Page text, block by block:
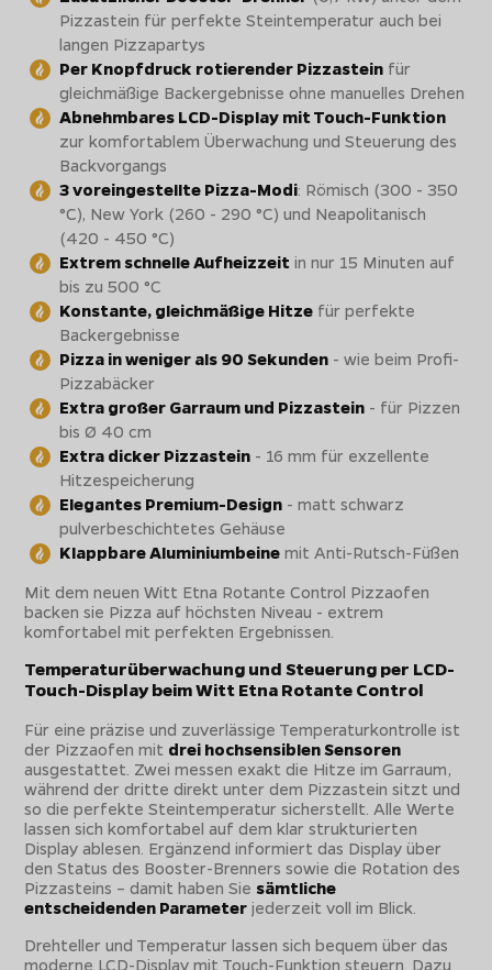
Pizzastein für perfekte Steintemperatur auch bei
langen Pizzapartys
Per Knopfdruck rotierender Pizzastein für
gleichmäßige Backergebnisse ohne manuelles Drehen
Abnehmbares LCD-Display mit Touch-Funktion
zur komfortablem Überwachung und Steuerung des
Backvorgangs
3 voreingestellte Pizza-Modi: Römisch (300 - 350
°C), New York (260 - 290 °C) und Neapolitanisch
(420 - 450 °C)
Extrem schnelle Aufheizzeit in nur 15 Minuten auf
bis zu 500 °C
Konstante, gleichmäßige Hitze für perfekte
Backergebnisse
Pizza in weniger als 90 Sekunden - wie beim Profi-
Pizzabäcker
Extra großer Garraum und Pizzastein - für Pizzen
bis Ø 40 cm
Extra dicker Pizzastein - 16 mm für exzellente
Hitzespeicherung
Elegantes Premium-Design - matt schwarz
pulverbeschichtetes Gehäuse
Klappbare Aluminiumbeine mit Anti-Rutsch-Füßen
Mit dem neuen Witt Etna Rotante Control Pizzaofen
backen sie Pizza auf höchsten Niveau - extrem
komfortabel mit perfekten Ergebnissen.
Temperaturüberwachung und Steuerung per LCD-
Touch-Display beim Witt Etna Rotante Control
Für eine präzise und zuverlässige Temperaturkontrolle ist
der Pizzaofen mit drei hochsensiblen Sensoren
ausgestattet. Zwei messen exakt die Hitze im Garraum,
während der dritte direkt unter dem Pizzastein sitzt und
so die perfekte Steintemperatur sicherstellt. Alle Werte
lassen sich komfortabel auf dem klar strukturierten
Display ablesen. Ergänzend informiert das Display über
den Status des Booster-Brenners sowie die Rotation des
Pizzasteins – damit haben Sie sämtliche
entscheidenden Parameter jederzeit voll im Blick.
Drehteller und Temperatur lassen sich bequem über das
moderne LCD-Display mit Touch-Funktion steuern. Dazu